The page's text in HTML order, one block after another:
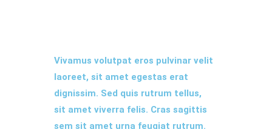
Vivamus volutpat eros pulvinar velit
laoreet, sit amet egestas erat
dignissim. Sed quis rutrum tellus,
sit amet viverra felis. Cras sagittis
sem sit amet urna feugiat rutrum.